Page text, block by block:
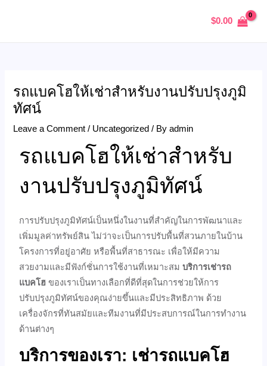
$0.00
รถแบคโฮให้เช่าสำหรับงานปรับปรุงภูมิ
ทัศน์
Leave a Comment / Uncategorized / Byadmin
รถแบคโฮให้เช่าสำหรับ
งานปรับปรุงภูมิทัศน์
การปรับปรุงภูมิทัศน์เป็นหนึ่งในงานที่สำคัญในการพัฒนาและ
เพิ่มมูลค่าทรัพย์สิน ไม่ว่าจะเป็นการปรับพื้นที่สวนภายในบ้าน
โครงการที่อยู่อาศัย หรือพื้นที่สาธารณะ เพื่อให้มีความ
สวยงามและมีฟังก์ชั่นการใช้งานที่เหมาะสมบริการเช่ารถ
แบคโฮ ของเราเป็นทางเลือกที่ดีที่สุดในการช่วยให้การ
ปรับปรุงภูมิทัศน์ของคุณง่ายขึ้นและมีประสิทธิภาพ ด้วย
เครื่องจักรที่ทันสมัยและทีมงานที่มีประสบการณ์ในการทำงาน
ด้านต่างๆ
บริการของเรา: เช่ารถแบคโฮ